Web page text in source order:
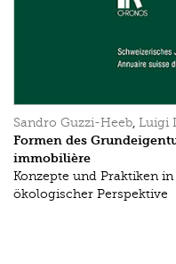
Sandro Guzzi-Heeb, Luigi
Formen des
immobilière
Konzepte und Praktiken
ökologischer Perspektive